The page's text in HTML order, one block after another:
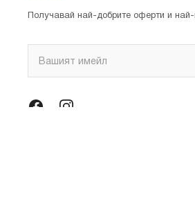
Получавай най-добрите оферти и